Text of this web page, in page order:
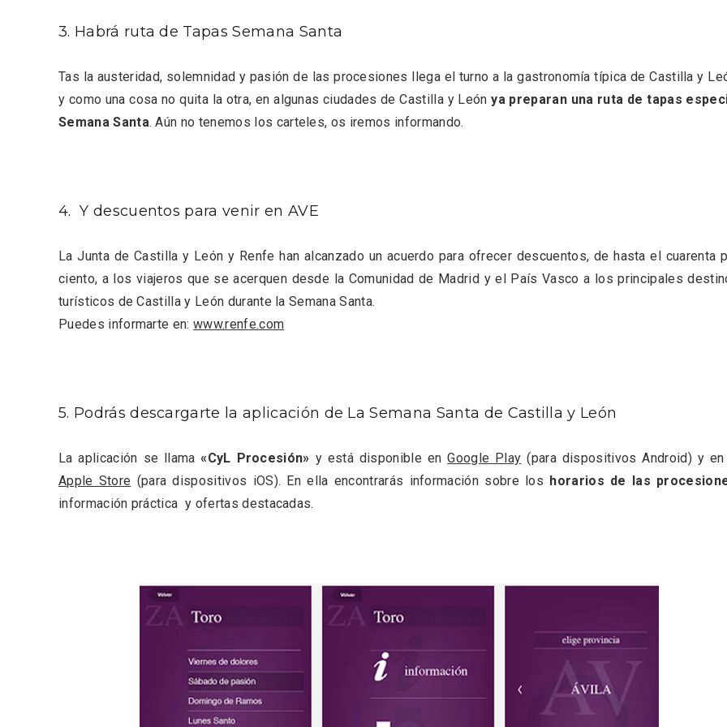
3. Habrá ruta de Tapas Semana Santa
Tas la austeridad, solemnidad y pasión de las procesiones llega el turno a la gastronomía típica de Castilla y
y como una cosa no quita la otra, en algunas ciudades de Castilla y León ya preparan una ruta de tapas
Semana Santa. Aún no tenemos los carteles, os iremos informando.
4. Y descuentos para venir en AVE
La Junta de Castilla y León y Renfe han alcanzado un acuerdo para ofrecer descuentos, de hasta el cuarenta
ciento, a los viajeros que se acerquen desde la Comunidad de Madrid y el País Vasco a los principales
turísticos de Castilla y León durante la Semana Santa.
Puedes informarte en:www.renfe.com
5. Podrás descargarte la aplicación de La Semana Santa de Castilla y León
La aplicación se llama«CyL Procesión» y está disponible enGoogle Play (para dispositivos Android) y
Apple Store (para dispositivos iOS). En ella encontrarás información sobre los horarios de las
información práctica y ofertas destacadas.
Inauguración del Árbol de
Navidad a ganchillo de
Moradillo de Roa
El árbol de Navidad de
Fuenterrebollo
Belén segoviano, otra
escusa más para
Sepúlveda estas